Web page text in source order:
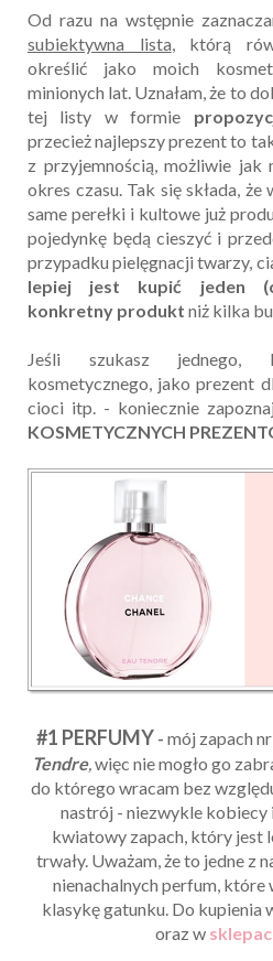
Od razu na wstępnie
subiektywna lista, którą
określić jako moich
minionych lat. Uznałam, że to
tej listy w formie
przecież najlepszy prezent to
z przyjemnością, możliwie jak
okres czasu. Tak się składa,
same perełki i kultowe już
pojedynkę będą cieszyć i
przypadku pielęgnacji twarzy,
lepiej jest kupić jeden
konkretny produkt niż kilka
Jeśli szukasz jednego,
kosmetycznego, jako prezent
cioci itp. - koniecznie
KOSMETYCZNYCH
#1 PERFUMY - mój zapach
Tendre,więc nie mogło go
do którego wracam bez
nastrój - niezwykle kobiecy
kwiatowy zapach, który jest
trwały. Uważam, że to jedne z
nienachalnych perfum, które
klasykę gatunku. Do kupienia
oraz w